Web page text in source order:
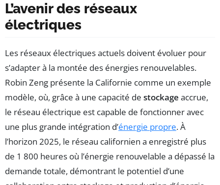
L’avenir des réseaux
électriques
Les réseaux électriques actuels doivent évoluer pour
s’adapter à la montée des énergies renouvelables.
Robin Zeng présente la Californie comme un exemple
modèle, où, grâce à une capacité de stockage accrue,
le réseau électrique est capable de fonctionner avec
une plus grande intégration d’énergie propre. À
l’horizon 2025, le réseau californien a enregistré plus
de 1 800 heures où l’énergie renouvelable a dépassé la
demande totale, démontrant le potentiel d’une